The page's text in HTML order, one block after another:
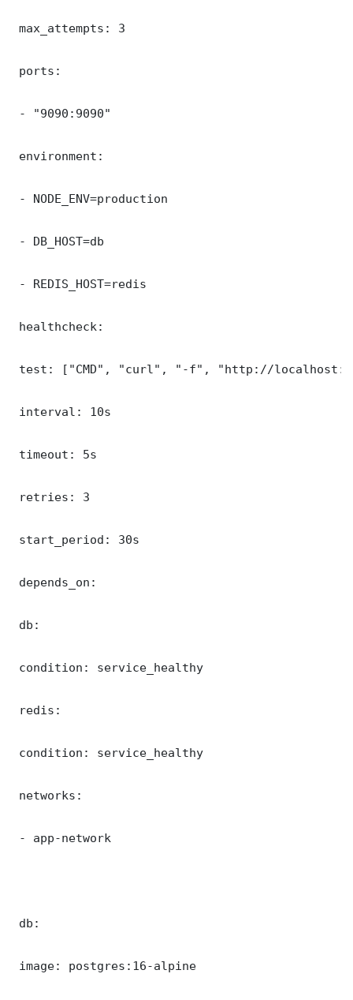
max_attempts: 3
ports:
- "9090:9090"
environment:
- NODE_ENV=production
- DB_HOST=db
- REDIS_HOST=redis
healthcheck:
test: ["CMD", "curl", "-f", "http://
interval: 10s
timeout: 5s
retries: 3
start_period: 30s
depends_on:
db:
condition: service_healthy
redis:
condition: service_healthy
networks:
- app-network
db:
image: postgres:16-alpine